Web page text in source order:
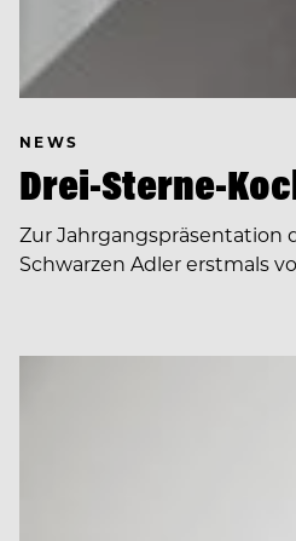
NEWS
Drei-Sterne-
Zur Jahrgangspräsentation
Schwarzen Adler erstmals